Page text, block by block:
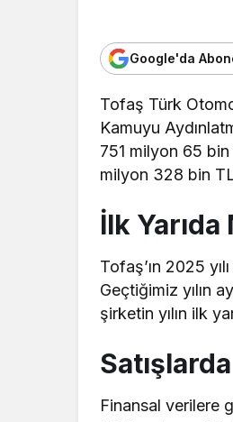
Google'da
Tofaş Türk
Kamuyu
751 milyon 65
milyon 328 bin
İlk
Tofaş’ın 2025
Geçtiğimiz yılın
şirketin yılın ilk
Finansalverilere